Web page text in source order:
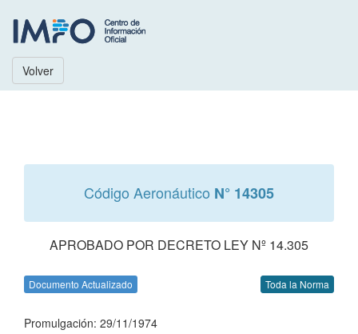
Volver
Código Aeronáutico N° 14305
APROBADO POR DECRETO LEY Nº 14.305
Documento Actualizado Toda la Norma
Promulgación: 29/11/1974